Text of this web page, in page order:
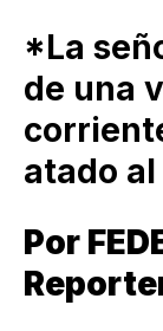
*La
de una
atado
Por